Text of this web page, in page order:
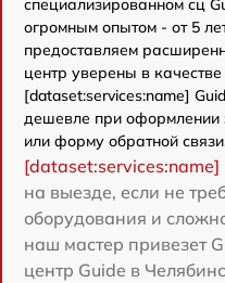
специализированном сц
огромным опытом - от 5
предоставляем
центр уверены в
[dataset:services:name]
дешевле при оформлении
или форму обратной
[dataset:services:name]
на выезде, если не
оборудования и
наш мастер привезет
центр Guide в